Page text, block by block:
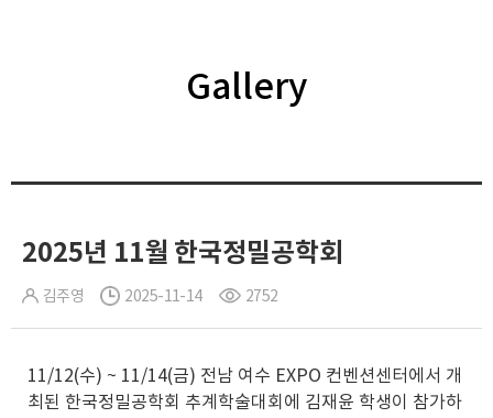
Gallery
2025년 11월 한국정밀공학회
김주영 2025-11-14 2752
11/12(수) ~ 11/14(금) 전남 여수 EXPO 컨벤션센터에서 개
최된 한국정밀공학회 추계학술대회에 김재윤 학생이 참가하